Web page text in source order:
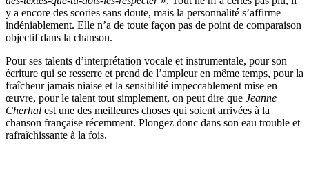
y a encore des scories sans doute, mais la personnalité s’affirme
indéniablement. Elle n’a de toute façon pas de point de comparaison
objectif dans la chanson.
Pour ses talents d’interprétation vocale et instrumentale, pour son
écriture qui se resserre et prend de l’ampleur en même temps, pour la
fraîcheur jamais niaise et la sensibilité impeccablement mise en
œuvre, pour le talent tout simplement, on peut dire que Jeanne
Cherhal est une des meilleures choses qui soient arrivées à la
chanson française récemment. Plongez donc dans son eau trouble et
rafraîchissante à la fois.